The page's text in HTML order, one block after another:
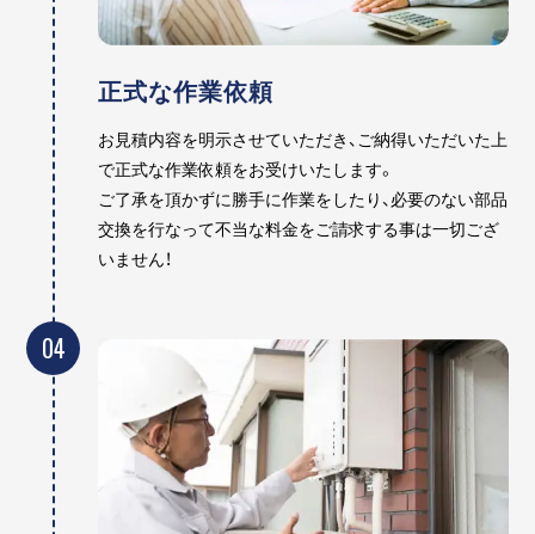
正式な作業依頼
お見積内容を明示させていただき、ご納得いただいた上
で正式な作業依頼をお受けいたします。
ご了承を頂かずに勝手に作業をしたり、必要のない部品
交換を行なって不当な料金をご請求する事は一切ござ
いません！
04